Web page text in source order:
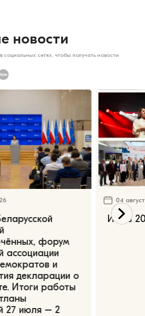
новости
социальных сетях, чтобы получать новости
форум
ассоциации
и
декларации о
Итоги работы
27 июля – 2
04
Июль